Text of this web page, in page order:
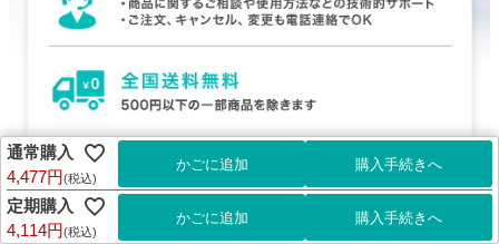
通常購入
4,477円(税込)
定期購入
4,114円(税込)